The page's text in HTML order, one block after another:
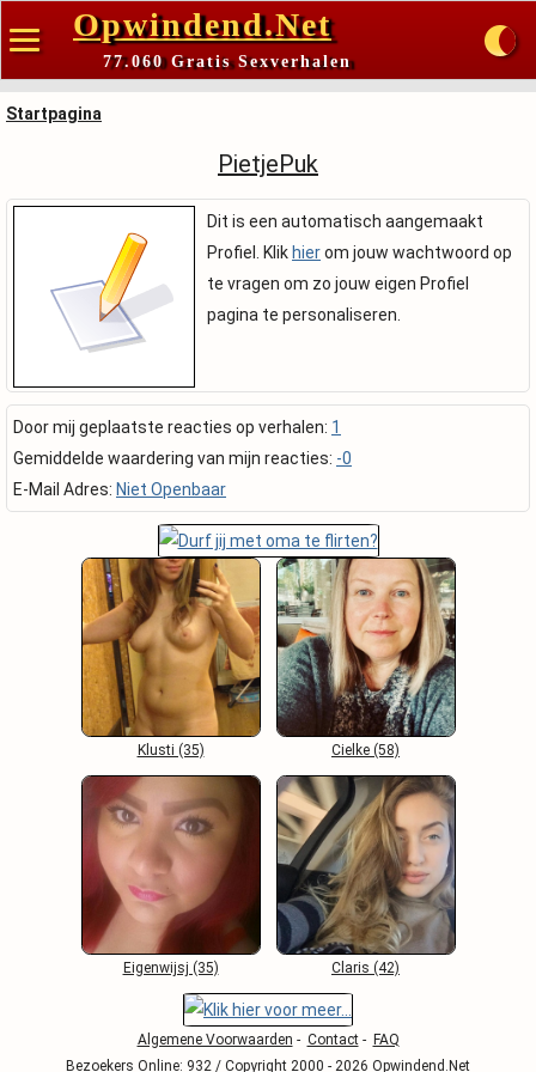
Opwindend.Net
77.060 Gratis Sexverhalen
Startpagina
PietjePuk
Dit is een automatisch aangemaakt
Profiel. Klik hierom jouw wachtwoord op
te vragen om zo jouw eigen Profiel
pagina te personaliseren.
Door mij geplaatste reacties op verhalen: 1
Gemiddelde waardering van mijn reacties: -0
E-Mail Adres: Niet Openbaar
Klusti (35) Cielke (58)
Eigenwijsj (35) Claris (42)
Algemene Voorwaarden - Contact- FAQ
Bezoekers Online: 932 / Copyright 2000 - 2026 Opwindend.Net